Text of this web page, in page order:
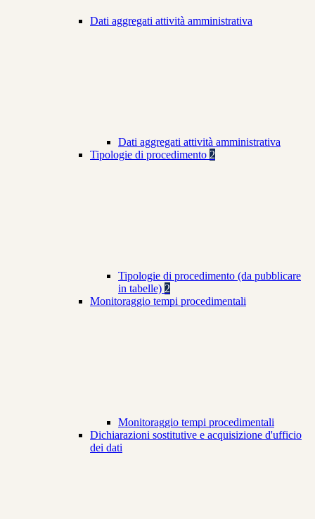
Dati aggregati attività amministrativa
Dati aggregati attività amministrativa
Tipologie di procedimento 2
Tipologie di procedimento (da pubblicare
in tabelle) 2
Monitoraggio tempi procedimentali
Monitoraggio tempi procedimentali
Dichiarazioni sostitutive e acquisizione d'ufficio
dei dati